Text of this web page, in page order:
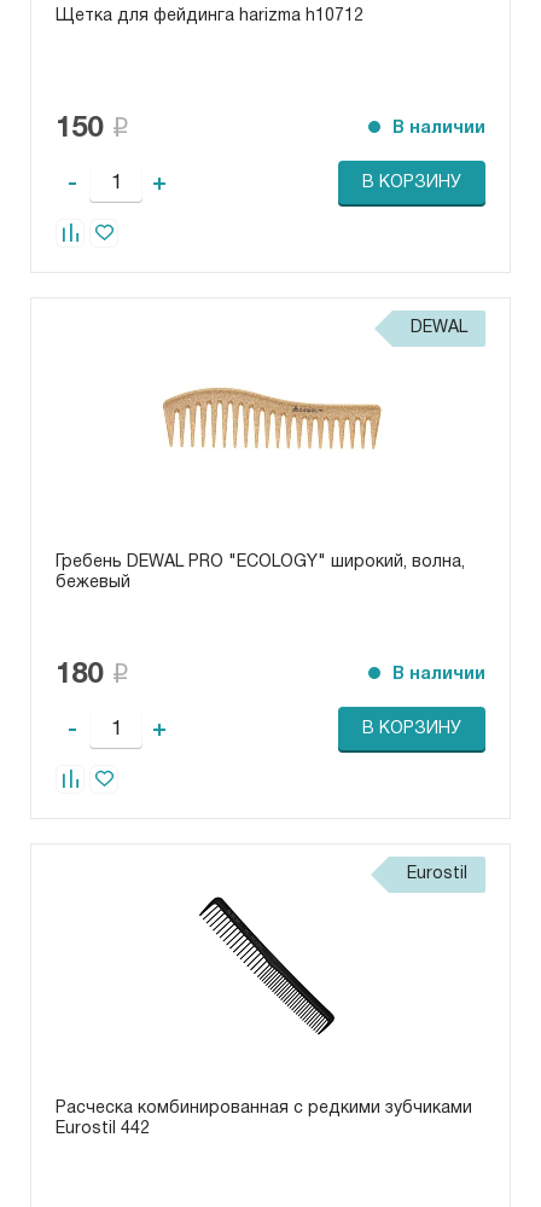
Щетка для фейдинга harizma h10712
150 В наличии
- + В КОРЗИНУ
DEWAL
Гребень DEWAL PRO "ECOLOGY" широкий, волна,
бежевый
180 В наличии
- + В КОРЗИНУ
Eurostil
Расческа комбинированная с редкими зубчиками
Eurostil 442